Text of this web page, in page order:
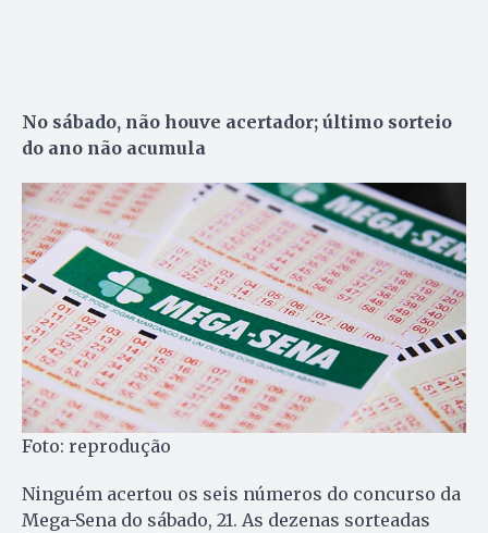
No sábado, não houve acertador; último sorteio
do ano não acumula
Foto: reprodução
Ninguém acertou os seis números do concurso da
Mega-Sena do sábado, 21. As dezenas sorteadas